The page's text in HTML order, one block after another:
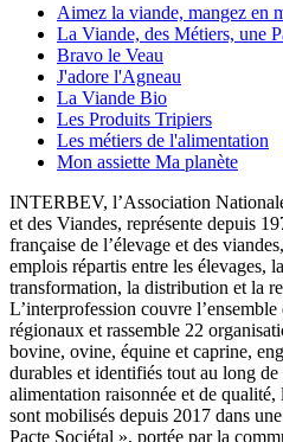
Aimez la viande, mangez en
La Viande, des Métiers, une
Bravo le Veau
J'adore l'Agneau
La Viande Bio
Les Produits Tripiers
Les métiers de l'alimentation
Mon assiette Ma planète
INTERBEV, l’Association
et des Viandes, représente depuis
française de l’élevage et des
emplois répartis entre les élevages,
transformation, la distribution et la
L’interprofession couvre
régionaux et rassemble 22
bovine, ovine, équine et caprine,
durables et identifiés tout au long
alimentation raisonnée et de
sont mobilisés depuis 2017 dans
Pacte Sociétal », portée par la